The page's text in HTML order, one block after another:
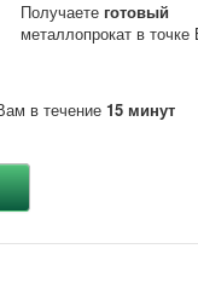
Получаете готовый
металлопрокат в точке
в течение15 минут